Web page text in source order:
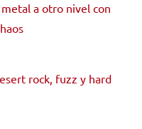
a otro nivel con
rock, fuzz y hard